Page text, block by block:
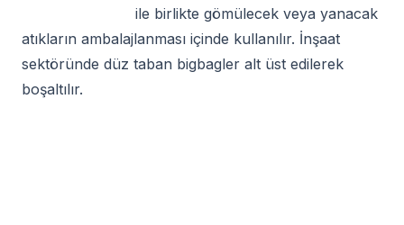
ile birlikte gömülecek veya yanacak
atıkların ambalajlanması içinde kullanılır. İnşaat
sektöründe düz taban bigbagler alt üst edilerek
boşaltılır.